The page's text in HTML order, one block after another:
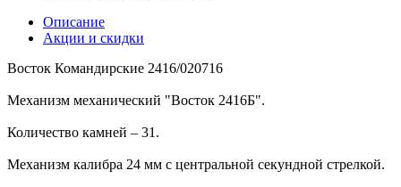
Описание
Акции и скидки
Восток Командирские 2416/020716
Механизм механический "Восток 2416Б".
Количество камней – 31.
Механизм калибра 24 мм с центральной секундной стрелкой.